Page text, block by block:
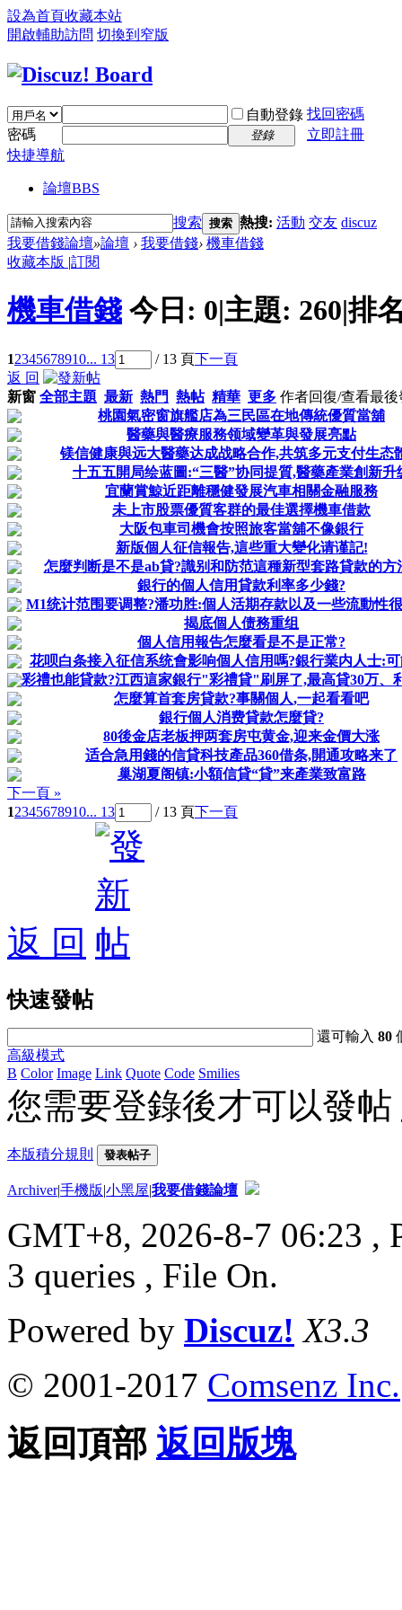
設為首頁收藏本站
開啟輔助訪問 切換到窄版
自動登錄 找回密碼
密碼
登錄
立即註冊
快捷導航
論壇BBS
搜索 搜索 熱搜: 活動 交友 discuz
我要借錢論壇»論壇 › 我要借錢› 機車借錢
收藏本版 |訂閱
機車借錢 今日: 0|主題: 260|排
12345678910... 13 / 13 頁下一頁
返 回
新窗 全部主題 最新 熱門 熱帖 精華 更多 作者回復/查看最後
桃園氣密窗旗艦店為三民區在地傳統優質當舖
醫藥與醫療服務领域變革與發展亮點
镁信健康與远大醫藥达成战略合作,共筑多元支付生态
十五五開局绘蓝圖:“三醫”协同提質,醫藥產業創新升
宜蘭賞鯨近距離穩健發展汽車相關金融服務
未上市股票優質客群的最佳選擇機車借款
大阪包車司機會按照旅客當舖不像銀行
新版個人征信報告,這些重大變化请谨記!
怎麼判断是不是ab貸?識别和防范這種新型套路貸款的方
銀行的個人信用貸款利率多少錢?
M1统计范围要调整?潘功胜:個人活期存款以及一些流動性
揭底個人债務重组
個人信用報告怎麼看是不是正常?
花呗白条接入征信系统會影响個人信用嗎?銀行業内人士:
彩禮也能貸款?江西這家銀行"彩禮貸"刷屏了,最高貸30万、
怎麼算首套房貸款?事關個人,一起看看吧
銀行個人消费貸款怎麼貸?
80後金店老板押两套房屯黄金,迎来金價大涨
适合急用錢的信貸科技產品360借条,開通攻略来了
巢湖夏阁镇:小額信貸“貸”来產業致富路
下一頁 »
12345678910... 13 / 13 頁下一頁
返 回
快速發帖
還可輸入80
高級模式
B Color Image Link Quote Code Smilies
您需要登錄後才可以發帖
本版積分規則 發表帖子
Archiver|手機版|小黑屋|我要借錢論壇
GMT+8, 2026-8-7 06:23 ,
3 queries , File On.
Powered by Discuz! X3.3
© 2001-2017 Comsenz Inc.
返回頂部 返回版塊